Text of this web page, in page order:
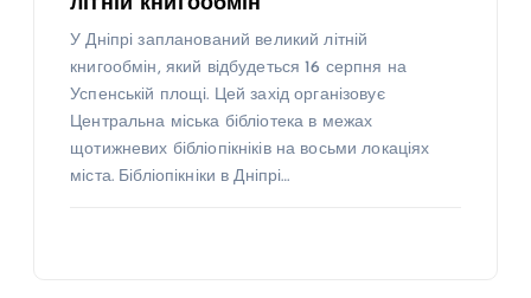
літній книгообмін
У Дніпрі запланований великий літній
книгообмін, який відбудеться 16 серпня на
Успенській площі. Цей захід організовує
Центральна міська бібліотека в межах
щотижневих бібліопікніків на восьми локаціях
міста. Бібліопікніки в Дніпрі…